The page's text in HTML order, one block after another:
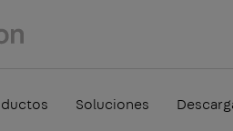
Soluciones